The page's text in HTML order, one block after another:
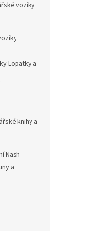
vozíky
Lopatky a
knihy a
Nash
a